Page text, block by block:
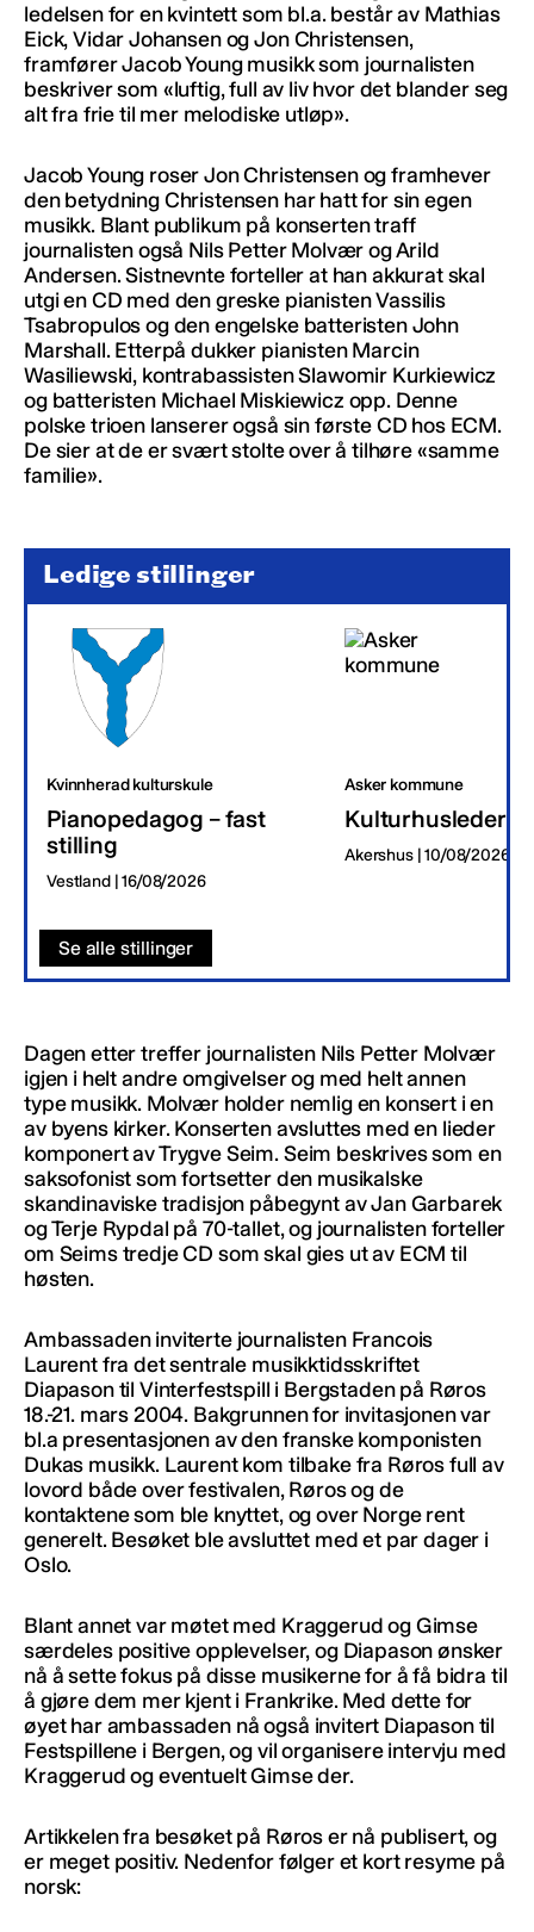
ledelsen for en kvintett som bl.a. består av Mathias
Eick, Vidar Johansen og Jon Christensen,
framfører Jacob Young musikk som journalisten
beskriver som «luftig, full av liv hvor det blander seg
alt fra frie til mer melodiske utløp».
Jacob Young roser Jon Christensen og framhever
den betydning Christensen har hatt for sin egen
musikk. Blant publikum på konserten traff
journalisten også Nils Petter Molvær og Arild
Andersen. Sistnevnte forteller at han akkurat skal
utgi en CD med den greske pianisten Vassilis
Tsabropulos og den engelske batteristen John
Marshall. Etterpå dukker pianisten Marcin
Wasiliewski, kontrabassisten Slawomir Kurkiewicz
og batteristen Michael Miskiewicz opp. Denne
polske trioen lanserer også sin første CD hos ECM.
De sier at de er svært stolte over å tilhøre «samme
familie».
Ledige stillinger
Kvinnherad kulturskule
Pianopedagog – fast
stilling
Vestland | 16/08/2026
Asker kommune
Kulturhusleder
Akershus | 10/08/2026
Se alle stillinger
Dagen etter treffer journalisten Nils Petter Molvær
igjen i helt andre omgivelser og med helt annen
type musikk. Molvær holder nemlig en konsert i en
av byens kirker. Konserten avsluttes med en lieder
komponert av Trygve Seim. Seim beskrives som en
saksofonist som fortsetter den musikalske
skandinaviske tradisjon påbegynt av Jan Garbarek
og Terje Rypdal på 70-tallet, og journalisten forteller
om Seims tredje CD som skal gies ut av ECM til
høsten.
Ambassaden inviterte journalisten Francois
Laurent fra det sentrale musikktidsskriftet
Diapason til Vinterfestspill i Bergstaden på Røros
18.-21. mars 2004. Bakgrunnen for invitasjonen var
bl.a presentasjonen av den franske komponisten
Dukas musikk. Laurent kom tilbake fra Røros full av
lovord både over festivalen, Røros og de
kontaktene som ble knyttet, og over Norge rent
generelt. Besøket ble avsluttet med et par dager i
Oslo.
Blant annet var møtet med Kraggerud og Gimse
særdeles positive opplevelser, og Diapason ønsker
nå å sette fokus på disse musikerne for å få bidra til
å gjøre dem mer kjent i Frankrike. Med dette for
øyet har ambassaden nå også invitert Diapason til
Festspillene i Bergen, og vil organisere intervju med
Kraggerud og eventuelt Gimse der.
Artikkelen fra besøket på Røros er nå publisert, og
er meget positiv. Nedenfor følger et kort resyme på
norsk: